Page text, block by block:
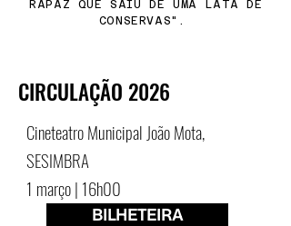
RAPAZ QUE SAIU DE UMA LATA DE
CONSERVAS".
CIRCULAÇÃO 2026
Cineteatro Municipal João Mota,
SESIMBRA
1 março | 16h00
BILHETEIRA